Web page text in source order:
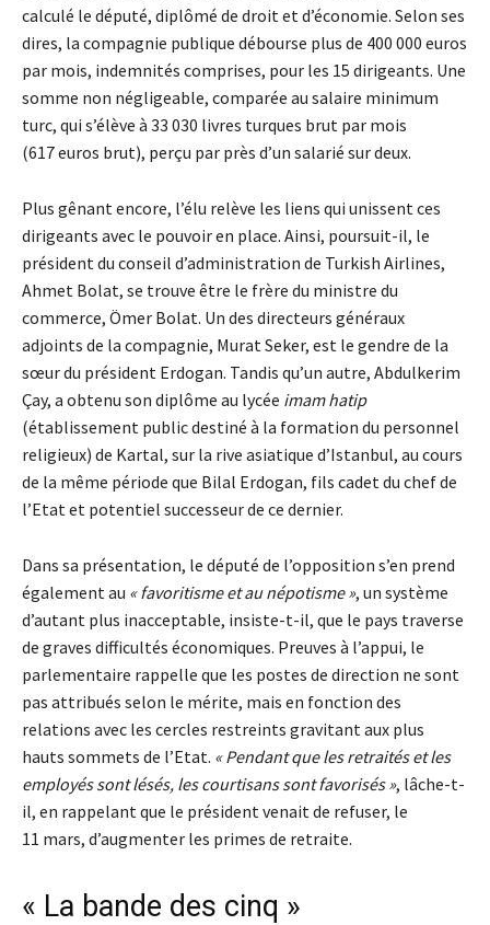
calculé le député, diplômé de droit et d’économie. Selon ses
dires, la compagnie publique débourse plus de 400 000 euros
par mois, indemnités comprises, pour les 15 dirigeants. Une
somme non négligeable, comparée au salaire minimum
turc, qui s’élève à 33 030 livres turques brut par mois
(617 euros brut), perçu par près d’un salarié sur deux.
Plus gênant encore, l’élu relève les liens qui unissent ces
dirigeants avec le pouvoir en place. Ainsi, poursuit-il, le
président du conseil d’administration de Turkish Airlines,
Ahmet Bolat, se trouve être le frère du ministre du
commerce, Ömer Bolat. Un des directeurs généraux
adjoints de la compagnie, Murat Seker, est le gendre de la
sœur du président Erdogan. Tandis qu’un autre, Abdulkerim
Çay, a obtenu son diplôme au lycée imam hatip
(établissement public destiné à la formation du personnel
religieux) de Kartal, sur la rive asiatique d’Istanbul, au cours
de la même période que Bilal Erdogan, fils cadet du chef de
l’Etat et potentiel successeur de ce dernier.
Dans sa présentation, le député de l’opposition s’en prend
également au « favoritisme et au népotisme », un système
d’autant plus inacceptable, insiste-t-il, que le pays traverse
de graves difficultés économiques. Preuves à l’appui, le
parlementaire rappelle que les postes de direction ne sont
pas attribués selon le mérite, mais en fonction des
relations avec les cercles restreints gravitant aux plus
hauts sommets de l’Etat. « Pendant que les retraités et les
employés sont lésés, les courtisans sont favorisés », lâche-t-
il, en rappelant que le président venait de refuser, le
11 mars, d’augmenter les primes de retraite.
« La bande des cinq »